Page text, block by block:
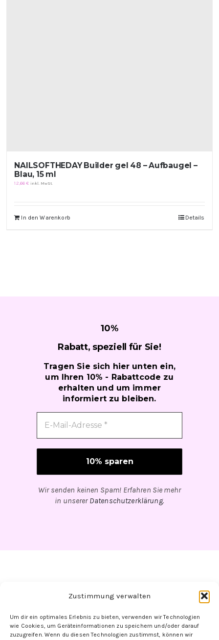
Zustimmung verwalten
Um dir ein optimales Erlebnis zu bieten, verwenden wir Technologien
wie Cookies, um Geräteinformationen zu speichern und/oder darauf
zuzugreifen. Wenn du diesen Technologien zustimmst, können wir
NAILSOFTHEDAY Builder gel 48 – Aufbaugel –
Blau, 15 ml
12,66€ inkl. MwSt.
In den Warenkorb Details
10%
Rabatt, speziell für Sie!
Tragen Sie sich hier unten ein,
um Ihren 10% - Rabattcode zu
erhalten und um immer
informiert zu bleiben.
Wir senden keinen Spam! Erfahren Sie mehr
in unserer Datenschutzerklärung.
Folge uns hier: